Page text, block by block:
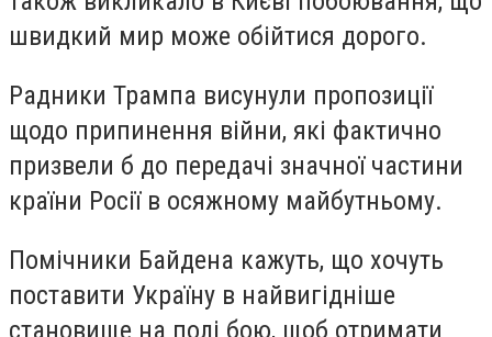
швидкий мир може обійтися дорого.
Радники Трампа висунули пропозиції
щодо припинення війни, які фактично
призвели б до передачі значної частини
країни Росії в осяжному майбутньому.
Помічники Байдена кажуть, що хочуть
поставити Україну в найвигідніше
становище на полі бою, щоб отримати